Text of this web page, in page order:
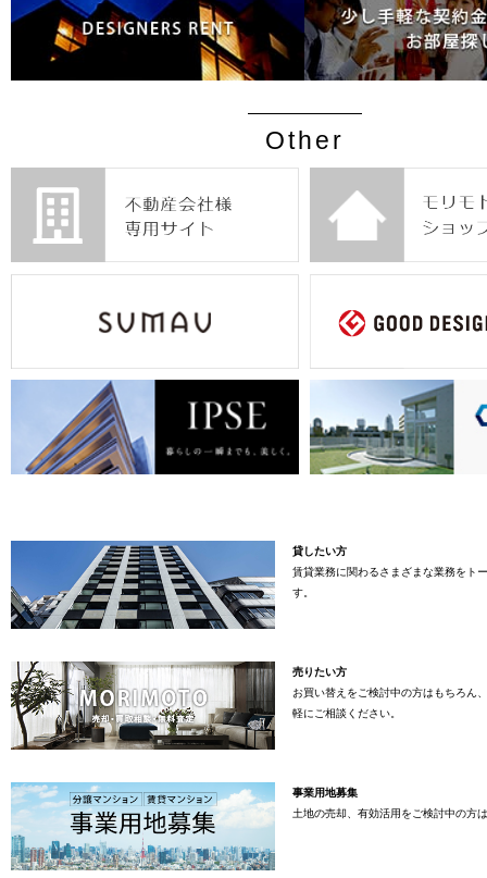
Other
貸したい方
賃貸業務に関わるさまざまな業務をト
す。
売りたい方
お買い替えをご検討中の方はもちろん
軽にご相談ください。
事業用地募集
土地の売却、有効活用をご検討中の方